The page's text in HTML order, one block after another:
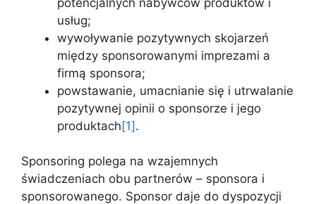
usług;
wywoływanie pozytywnych skojarzeń
między sponsorowanymi imprezami a
firmą sponsora;
powstawanie, umacnianie się i utrwalanie
pozytywnej opinii o sponsorze i jego
produktach[1].
Sponsoring polega na wzajemnych
świadczeniach obu partnerów – sponsora i
sponsorowanego. Sponsor daje do dyspozycji